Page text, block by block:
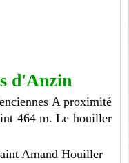
d'Anzin
A proximité
464 m. Le houiller
Amand Houiller